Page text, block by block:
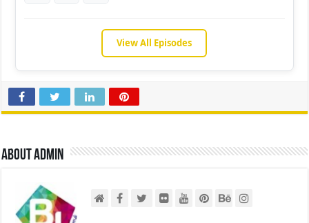
View All Episodes
About admin